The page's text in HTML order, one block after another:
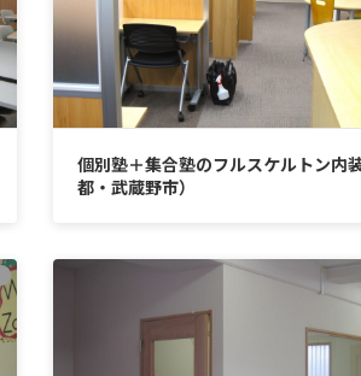
個別塾＋集合塾のフルスケルトン内
都・武蔵野市）